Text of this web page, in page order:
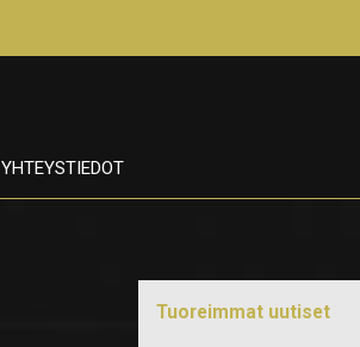
YHTEYSTIEDOT
Tuoreimmat uutiset